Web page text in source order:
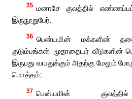
35 மனாசே குலத்தில்
இருநூறுபேர்.
36 பென்யமின் மக்களின்
குடும்பங்கள், மூதாதையர் வீடுகளின்
இருபது வயதுக்கும் அதற்கு மேலும்
மொத்தம்;
37 பென்யமின்